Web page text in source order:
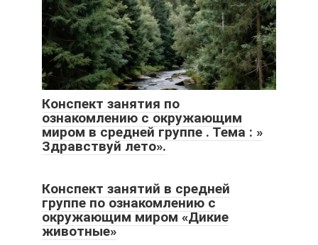
Конспект занятия по
ознакомлению с окружающим
миром в средней группе . Тема : »
Здравствуй лето».
Конспект занятий в средней
группе по ознакомлению с
окружающим миром «Дикие
животные»